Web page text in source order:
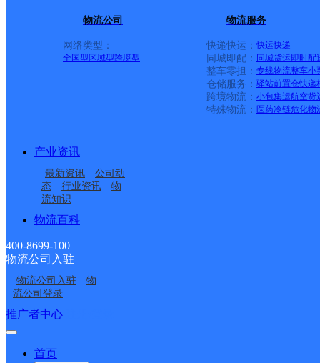
物流公司
网络类型：
全国型 区域型跨境型
物流服务
快递快运： 快运快递
同城即配： 同城货运即时配
整车零担： 专线物流整车小
仓储服务： 驿站前置仓快递
跨境物流： 小包集运航空货
特殊物流： 医药冷链危化物
产业资讯
最新资讯
公司动
态
行业资讯
物
流知识
物流百科
400-8699-100
物流公司入驻
物流公司入驻
物
流公司登录
推广者中心
首页
呼和浩特玉泉区滨河北
德邦快递 更多号码地址
派送范围:-
呼和浩特赛罕区西喇嘛
德邦快递
后面大院
派送范围:-